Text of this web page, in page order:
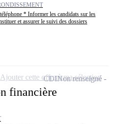
* Informer les candidats sur les
et assurer le suivi des dossiers
financière
CDINon renseigné
Ajouter cette offre à ma sélection